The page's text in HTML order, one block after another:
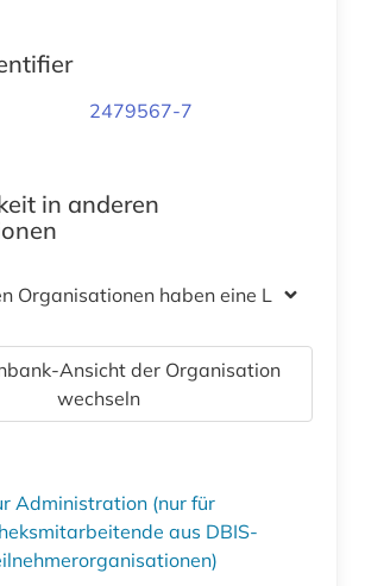
2479567-7
in anderen
Organisationen haben eine Lizenz
Ansicht der Organisation
wechseln
Administration (nur für
aus DBIS-